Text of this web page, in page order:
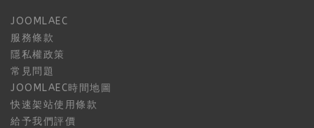
JOOMLAEC
服務條款
隱私權政策
常見問題
JOOMLAEC時間地圖
快速架站使用條款
給予我們評價